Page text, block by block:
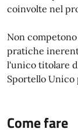
coinvolte nel
Non
pratiche
l'unico titolare
Sportello
Come fare